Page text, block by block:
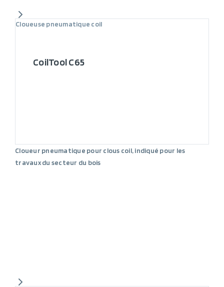
Cloueuse pneumatique coil
CoilTool C65
Cloueur pneumatique pour clous coil, indiqué pour les
travaux du secteur du bois